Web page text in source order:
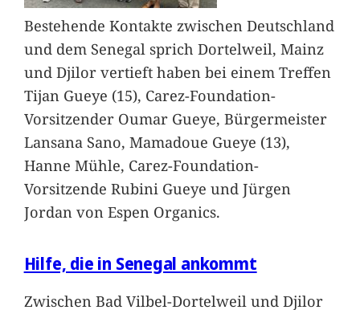
Bestehende Kontakte zwischen Deutschland
und dem Senegal sprich Dortelweil, Mainz
und Djilor vertieft haben bei einem Treffen
Tijan Gueye (15), Carez-Foundation-
Vorsitzender Oumar Gueye, Bürgermeister
Lansana Sano, Mamadoue Gueye (13),
Hanne Mühle, Carez-Foundation-
Vorsitzende Rubini Gueye und Jürgen
Jordan von Espen Organics.
Hilfe, die in Senegal ankommt
Zwischen Bad Vilbel-Dortelweil und Djilor